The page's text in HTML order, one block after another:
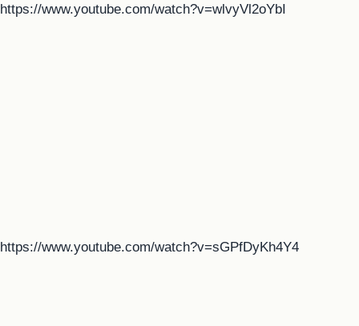
https://www.youtube.com/watch?v=wlvyVl2oYbI
https://www.youtube.com/watch?v=sGPfDyKh4Y4